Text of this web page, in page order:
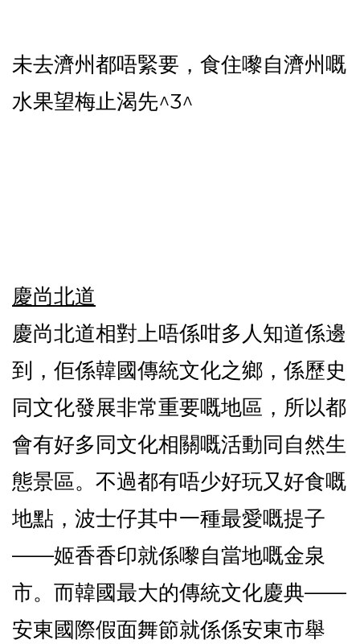
未去濟州都唔緊要，食住嚟自濟州嘅
水果望梅止渴先^3^
慶尚北道
慶尚北道相對上唔係咁多人知道係邊
到，佢係韓國傳統文化之鄉，係歷史
同文化發展非常重要嘅地區，所以都
會有好多同文化相關嘅活動同自然生
態景區。不過都有唔少好玩又好食嘅
地點，波士仔其中一種最愛嘅提子
——姬香香印就係嚟自當地嘅金泉
市。而韓國最大的傳統文化慶典——
安東國際假面舞節就係係安東市舉